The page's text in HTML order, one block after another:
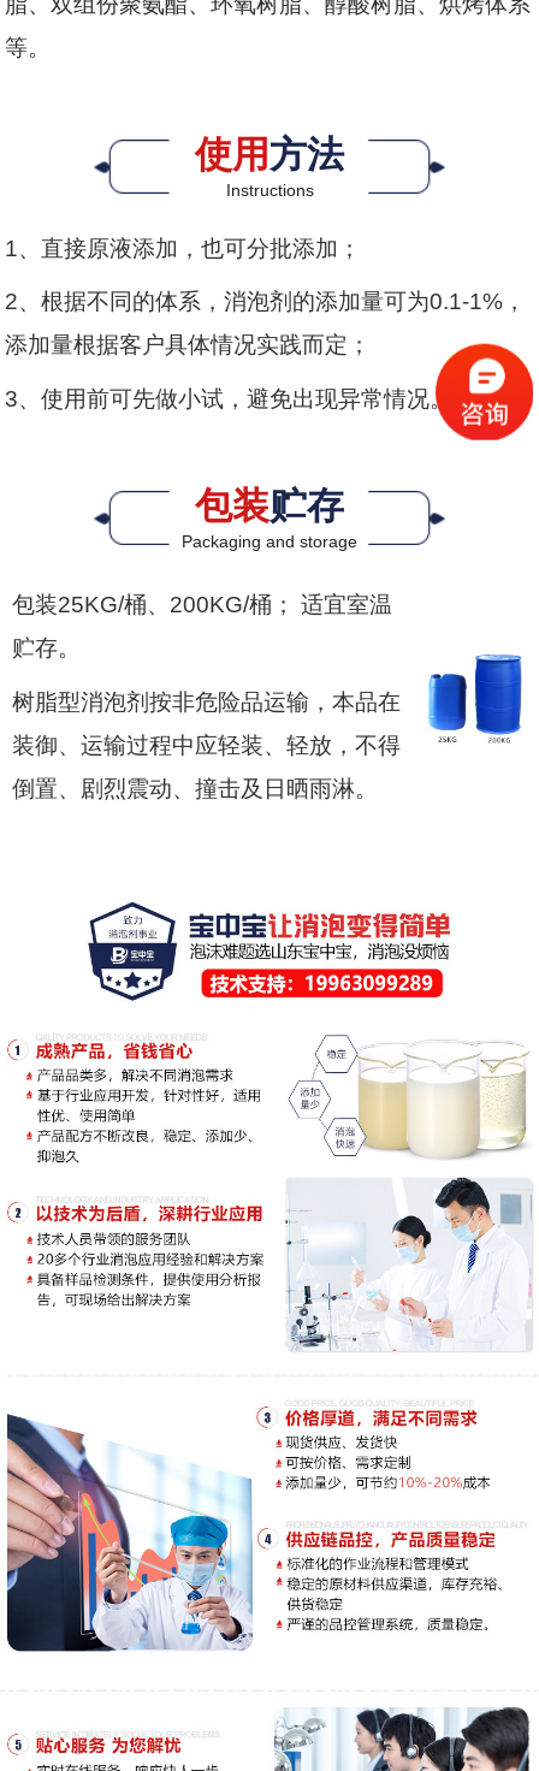
等。
使用方法
Instructions
1、直接原液添加，也可分批添加；
2、根据不同的体系，消泡剂的添加量可为0.1-1%，
添加量根据客户具体情况实践而定；
3、使用前可先做小试，避免出现异常情况。
包装贮存
Packaging and storage
包装25KG/桶、200KG/桶； 适宜室温
贮存。
树脂型消泡剂按非危险品运输，本品在
装御、运输过程中应轻装、轻放，不得
倒置、剧烈震动、撞击及日晒雨淋。